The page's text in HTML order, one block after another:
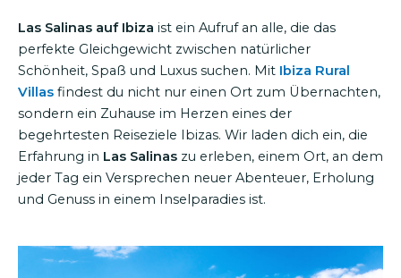
Las Salinas auf Ibiza ist ein Aufruf an alle, die das
perfekte Gleichgewicht zwischen natürlicher
Schönheit, Spaß und Luxus suchen. Mit Ibiza Rural
Villas findest du nicht nur einen Ort zum Übernachten,
sondern ein Zuhause im Herzen eines der
begehrtesten Reiseziele Ibizas. Wir laden dich ein, die
Erfahrung in Las Salinas zu erleben, einem Ort, an dem
jeder Tag ein Versprechen neuer Abenteuer, Erholung
und Genuss in einem Inselparadies ist.